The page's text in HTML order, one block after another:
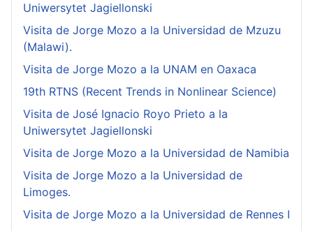
Uniwersytet Jagiellonski
Visita de Jorge Mozo a la Universidad de Mzuzu
(Malawi).
Visita de Jorge Mozo a la UNAM en Oaxaca
19th RTNS (Recent Trends in Nonlinear Science)
Visita de José Ignacio Royo Prieto a la
Uniwersytet Jagiellonski
Visita de Jorge Mozo a la Universidad de Namibia
Visita de Jorge Mozo a la Universidad de
Limoges.
Visita de Jorge Mozo a la Universidad de Rennes I